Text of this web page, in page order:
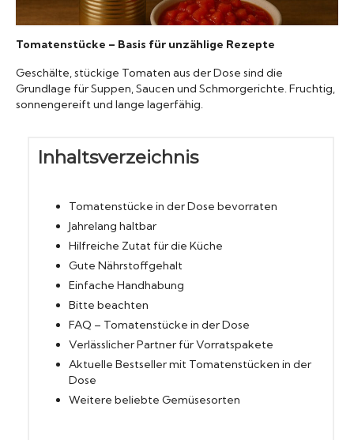
Konserven
Marmelade
Wissenswert
Tomatenstücke – Basis für unzählige Rezepte
Geschälte, stückige Tomaten aus der Dose sind die
Grundlage für Suppen, Saucen und Schmorgerichte. Fruchtig,
sonnengereift und lange lagerfähig.
Inhaltsverzeichnis
Tomatenstücke in der Dose bevorraten
Jahrelang haltbar
Hilfreiche Zutat für die Küche
Gute Nährstoffgehalt
Einfache Handhabung
Bitte beachten
FAQ – Tomatenstücke in der Dose
Verlässlicher Partner für Vorratspakete
Aktuelle Bestseller mit Tomatenstücken in der
Dose
Weitere beliebte Gemüsesorten